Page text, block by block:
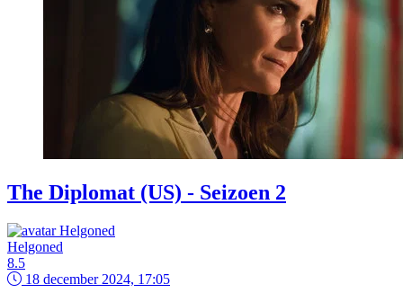
The Diplomat (US) - Seizoen 2
Helgoned
8.5
18 december 2024, 17:05